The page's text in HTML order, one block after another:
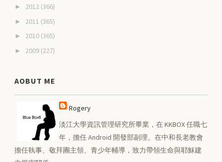
► 2012 (366)
► 2011 (365)
► 2010 (365)
► 2009 (227)
AOBUT ME
Rogery
淡江大學資訊管理研究所畢業，在 KKBOX 任職七
年，擔任 Android 開發部副理。在中和長老教會
擔任執事、敬拜團主領、青少年輔導，致力帶領生命與耶穌建